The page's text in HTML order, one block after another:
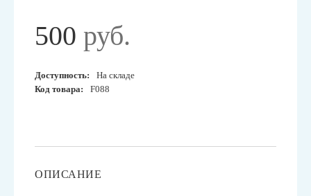
500 руб.
Доступность:
На складе
Код товара:
F088
ОПИСАНИЕ